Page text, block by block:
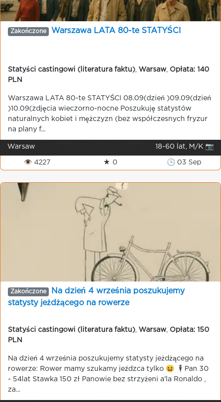
Zakończone Warszawa LATA 80-te STATYŚCI
Statyści castingowi (literatura faktu) Warsaw
Opłata: 140
PLN
Warszawa LATA 80-te STATYŚCI 08.09(dzień )09.09(dzień
)10.09(zdjęcia wieczorno-nocne Poszukuję statystów
naturalnych kobiet i mężczyzn (bez współczesnych fryzur
na plany f...
Warsaw 18-60 lat, M/K 📷
👁 4227 ★ 0 🕒 03 Sep
Zakończone
Na dzień 4 września poszukujemy
statysty jeżdżącego na rowerze
Statyści castingowi (literatura faktu) Warsaw
Opłata: 150
PLN
Na dzień 4 września poszukujemy statysty jeżdżącego na
rowerze: Rower mamy szukamy jeźdzca tylko 😆 🕴️Pan 30
- 54lat Stawka 150 zł Panowie bez strzyżeni a'la Ronaldo ,
za...